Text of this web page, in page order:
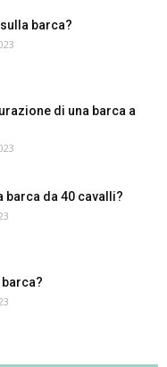
barca?
di una barca a
barca da 40 cavalli?
barca?